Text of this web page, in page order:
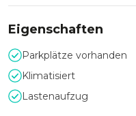
Eigenschaften
Parkplätze vorhanden
Klimatisiert
Lastenaufzug